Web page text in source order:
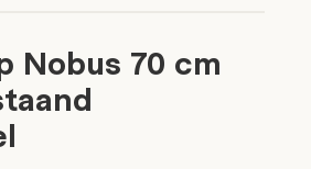
Nobus 70 cm